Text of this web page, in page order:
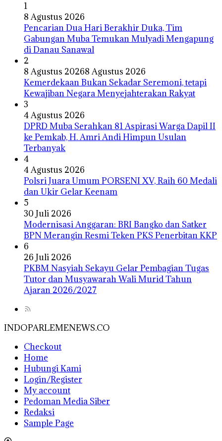
1
8 Agustus 2026
Pencarian Dua Hari Berakhir Duka, Tim
Gabungan Muba Temukan Mulyadi Mengapung
di Danau Sanawal
2
8 Agustus 20268 Agustus 2026
Kemerdekaan Bukan Sekadar Seremoni, tetapi
Kewajiban Negara Menyejahterakan Rakyat
3
4 Agustus 2026
DPRD Muba Serahkan 81 Aspirasi Warga Dapil II
ke Pemkab, H. Amri Andi Himpun Usulan
Terbanyak
4
4 Agustus 2026
Polsri Juara Umum PORSENI XV, Raih 60 Medali
dan Ukir Gelar Keenam
5
30 Juli 2026
Modernisasi Anggaran: BRI Bangko dan Satker
BPN Merangin Resmi Teken PKS Penerbitan KKP
6
26 Juli 2026
PKBM Nasyiah Sekayu Gelar Pembagian Tugas
Tutor dan Musyawarah Wali Murid Tahun
Ajaran 2026/2027
INDOPARLEMENEWS.CO
Checkout
Home
Hubungi Kami
Login/Register
My account
Pedoman Media Siber
Redaksi
Sample Page